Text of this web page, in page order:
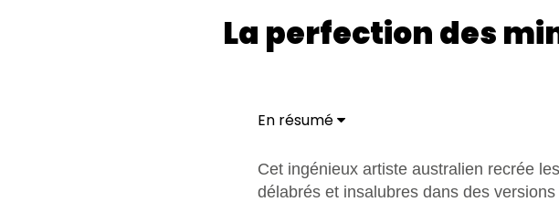
La perfection des
En résumé
Cet ingénieux artiste australien recrée
délabrés et insalubres dans des